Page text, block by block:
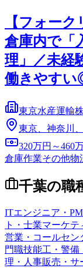
【フォー
倉庫内で「
理」／未経
働きやす
東京水産運輸
東京、神奈川
320万円～460
倉庫作業その他物
千葉の職
ITエンジニア・PM
ト・士業マーケテ
営業・コールセン
門職技能工・警備
理・人事販売・サ